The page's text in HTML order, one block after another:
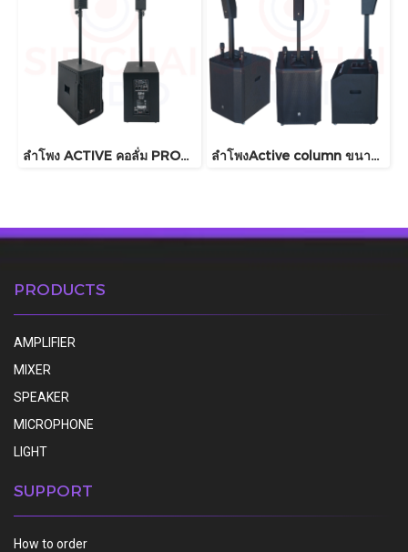
ลำโพง ACTIVE คอลั่ม PROPLUS รุ่น UZ12 ลำโพงActive column ขนาด15นิ้ว Soundit รุ่น Sv60 pro
PRODUCTS
AMPLIFIER
MIXER
SPEAKER
MICROPHONE
LIGHT
SUPPORT
How to order